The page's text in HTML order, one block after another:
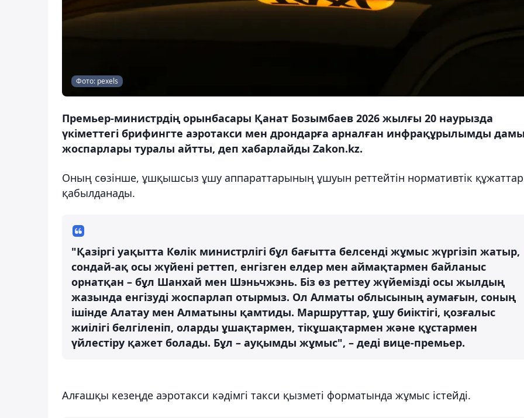
Фото: pexels
Премьер-министрдің орынбасары Қанат Бозымбаев 2026 жылғы 20 наурызда
үкіметтегі брифингте аэротакси мен дрондарға арналған инфрақұрылымды
жоспарлары туралы айтты, деп хабарлайды Zakon.kz.
Оның сөзінше, ұшқышсыз ұшу аппараттарының ұшуын реттейтін нормативтік құжаттар
қабылданады.
"Қазіргі уақытта Көлік министрлігі бұл бағытта белсенді жұмыс жүргізіп жатыр,
сондай-ақ осы жүйені реттеп, енгізген елдер мен аймақтармен байланыс
орнатқан – бұл Шанхай мен Шэньчжэнь. Біз өз реттеу жүйемізді осы жылдың
жазында енгізуді жоспарлап отырмыз. Ол Алматы облысының аумағын, соның
ішінде Алатау мен Алматыны қамтиды. Маршруттар, ұшу биіктігі, қозғалыс
жиілігі белгіленіп, оларды ұшақтармен, тікұшақтармен және құстармен
үйлестіру қажет болады. Бұл – ауқымды жұмыс", – деді вице-премьер.
Алғашқы кезеңде аэротакси кәдімгі такси қызметі форматында жұмыс істейді.